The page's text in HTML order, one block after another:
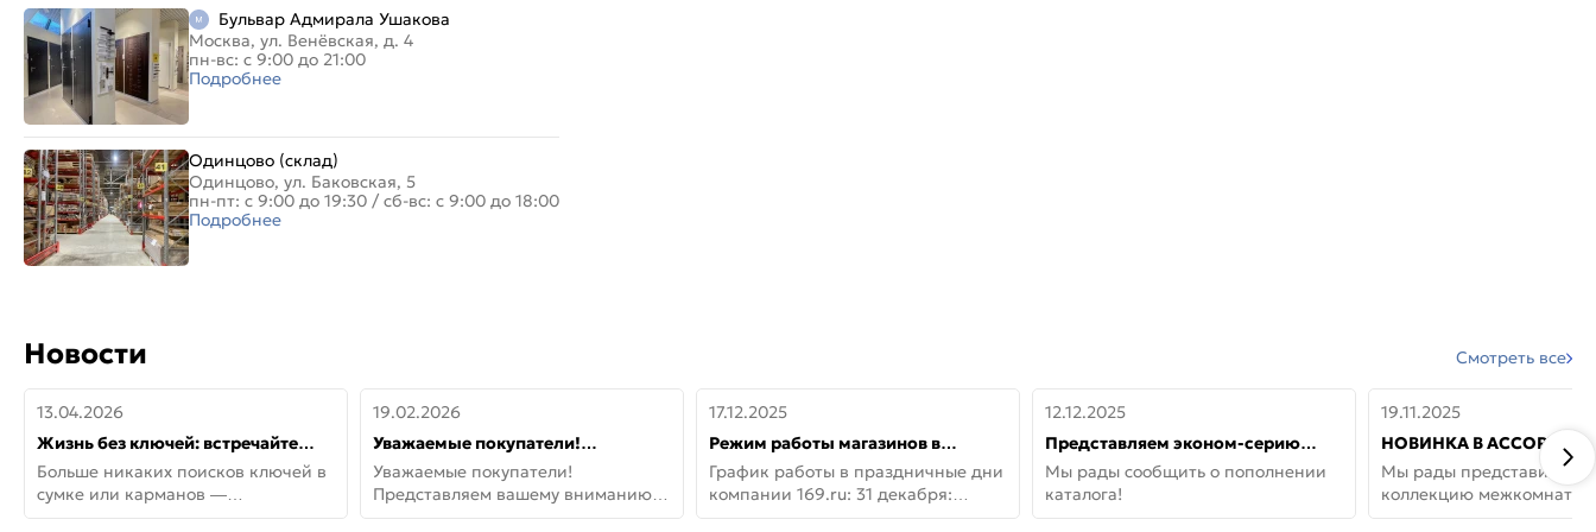
Бульвар Адмирала Ушакова
Москва, ул. Венёвская, д. 4
пн-вс: с 9:00 до 21:00
Подробнее
Одинцово (склад)
Одинцово, ул. Баковская, 5
пн-пт: с 9:00 до 19:30 / сб-вс: с 9:00 до 18:00
Подробнее
Новости Смотреть все
13.04.2026
Жизнь без ключей: встречайте
новую дверь СИТИ ИНТЕГРА
АйКью!
Больше никаких поисков ключей в
сумке или карманов —
представляем СИТИ ИНТЕГРА
19.02.2026
Уважаемые покупатели!
Представляем вашему вниманию
новинки от Armadillo!
Уважаемые покупатели!
Представляем вашему вниманию
новинки от Armadillo! Новая
17.12.2025
Режим работы магазинов в
праздничные дни с 31 декабря по
11 января
График работы в праздничные дни
компании 169.ru: 31 декабря:
Заказы, самовывоз и доставки —
12.12.2025
Представляем эконом-серию
дверей от бренда Portika, где цена
не значит «просто»
Мы рады сообщить о пополнении
каталога!
19.11.2025
НОВИНКА В
ДВЕРИ GLOSSMAT —
НЕОКЛАССИКА И УЮТ
Мы рады представить
коллекцию
GlossMat